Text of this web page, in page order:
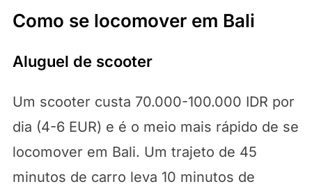
Como se locomover em Bali
Aluguel de scooter
Um scooter custa 70.000-100.000 IDR por
dia (4-6 EUR) e é o meio mais rápido de se
locomover em Bali. Um trajeto de 45
minutos de carro leva 10 minutos de